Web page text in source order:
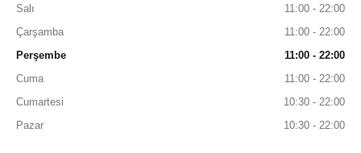
Salı
11:00 - 22:00
Çarşamba
11:00 - 22:00
Perşembe
11:00 - 22:00
Cuma
11:00 - 22:00
Cumartesi
10:30 - 22:00
Pazar
10:30 - 22:00